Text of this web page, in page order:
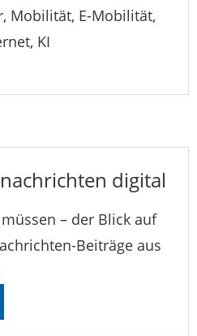
Mobilität, E-Mobilität,
KI
digital
– der Blick auf
Beiträge aus